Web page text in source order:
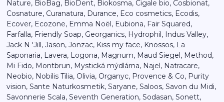
Nature, BioBag, BioDent, Biokosma, Cigale bio, Cosbionat,
Cosnature, Curanatura, Durance, Eco cosmetics, Ecodis,
Ecover, Ecozone, Emma Noël, Eubiona, Fair Squared,
Farfalla, Friendly Soap, Georganics, Hydrophil, Indus Valley,
Jack N 'Jill, Jäson, Jonzac, Kiss my face, Knossos, La
Saponaria, Lavera, Logona, Magnum, Maud Siegel, Method,
Mi Fido, Montbrun, Mystická mýdlárna, Najel, Natracare,
Neobio, Nobilis Tilia, Olivia, Organyc, Provence & Co, Purity
vision, Sante Naturkosmetik, Saryane, Saloos, Savon du Midi,
Savonnerie Scala, Seventh Generation, Sodasan, Sonett,